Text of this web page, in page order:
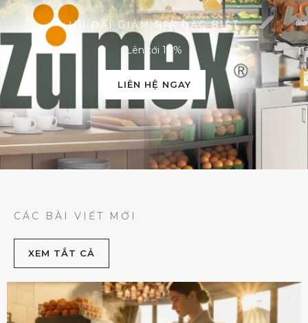
ƯU ĐÃI GIẢM GIÁ ĐẶC BIỆT
Lên tới 10%
LIÊN HỆ NGAY
CÁC BÀI VIẾT MỚI
XEM TẮT CẢ